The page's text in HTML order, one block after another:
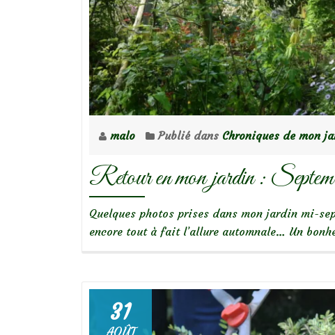
malo Publié dans Chroniques de mon
Retour en mon jardin :
Quelques photos prises dans mon jardin mi-
encore tout à fait l’allure automnale… Un
31
AOÛT